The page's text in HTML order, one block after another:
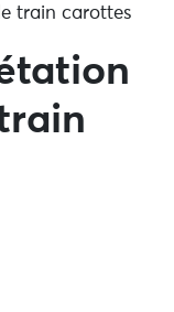
train carottes